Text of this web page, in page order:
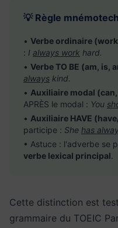
💡 Règle
• Verbe ordinaire
: I always work hard.
• Verbe TO BE (am, is,
always kind.
• Auxiliaire modal
APRÈS le modal : You
• Auxiliaire HAVE
participe : She has
• Astuce : l'adverbe se
verbe lexical principal.
Cette distinction est
grammaire du TOEIC